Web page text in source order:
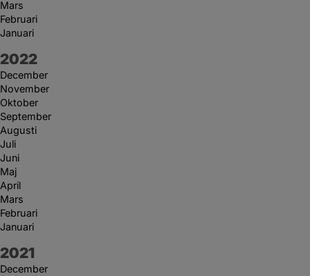
Mars
Februari
Januari
År:
2022
December
November
Oktober
September
Augusti
Juli
Juni
Maj
April
Mars
Februari
Januari
År:
2021
December